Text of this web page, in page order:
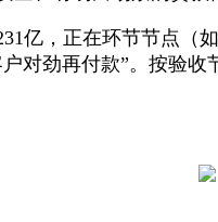
，正在环节节点（
对劲再付款”。按验